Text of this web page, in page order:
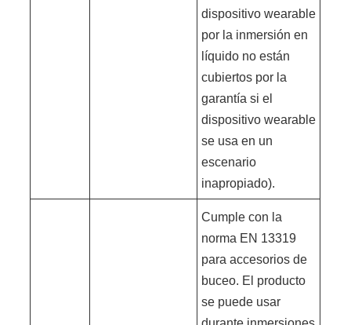
dispositivo wearable
por la inmersión en
líquido no están
cubiertos por la
garantía si el
dispositivo wearable
se usa en un
escenario
inapropiado).
Cumple con la
norma EN 13319
para accesorios de
buceo. El producto
se puede usar